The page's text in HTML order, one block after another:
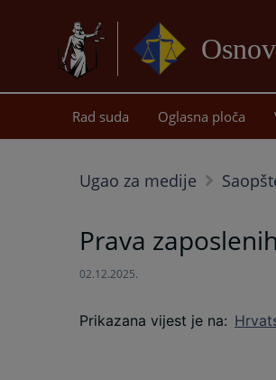
Rad suda Oglasna ploča
Ugao za medije
Prava
02.12.2025.
Prikazana vijest je na: